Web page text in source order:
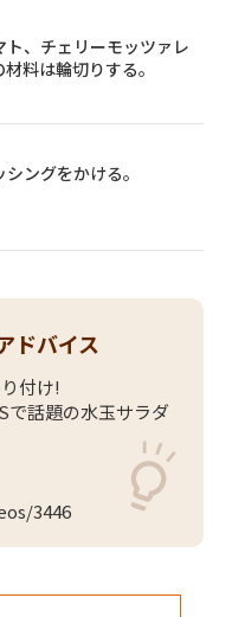
、チェリーモッツァレ
料は輪切りする。
ングをかける。
ドバイス
付け!
で話題の水玉サラダ
3446